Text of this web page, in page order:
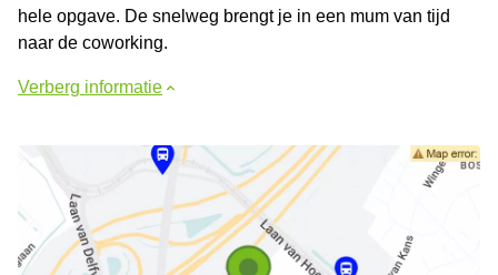
hele opgave. De snelweg brengt je in een mum van tijd
naar de coworking.
Verberg informatie